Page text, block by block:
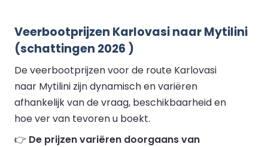
Veerbootprijzen Karlovasi naar Mytilini
(schattingen 2026 )
De veerbootprijzen voor de route Karlovasi
naar Mytilini zijn dynamisch en variëren
afhankelijk van de vraag, beschikbaarheid en
hoe ver van tevoren u boekt.
👉 De prijzen variëren doorgaans van